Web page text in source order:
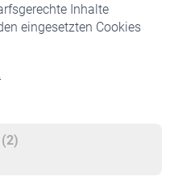
Inhalte
eingesetzten Cookies